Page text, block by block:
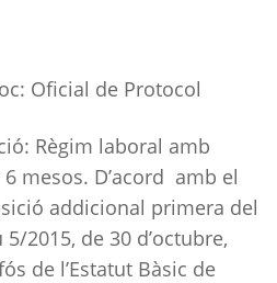
Oficial de Protocol
Règim laboral amb
mesos. D’acord amb el
addicional primera del
2015, de 30 d’octubre,
de l’Estatut Bàsic de